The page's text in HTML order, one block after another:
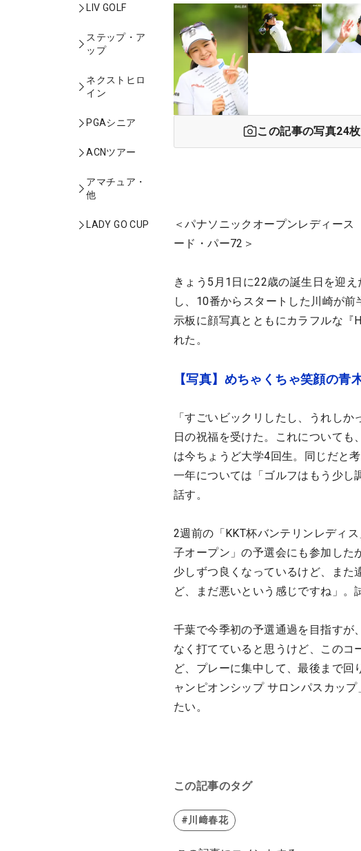
LIV GOLF
ステップ・ア
ップ
ネクストヒロ
イン
PGAシニア
ACNツアー
アマチュア・
他
LADY GO CUP
この記事の写真24
＜パナソニックオープンレディー
ード・パー72＞
きょう5月1日に22歳の誕生日を迎
し、10番からスタートした川崎が
示板に顔写真とともにカラフルな『
れた。
【写真】めちゃくちゃ笑顔の青
「すごいビックリしたし、うれし
日の祝福を受けた。これについて
は今ちょうど大学4回生。同じだと
一年については「ゴルフはもう少し
話す。
2週前の「KKT杯バンテリンレディ
子オープン」の予選会にも参加した
少しずつ良くなっているけど、また
ど、まだ悪いという感じですね」。
千葉で今季初の予選通過を目指すが
なく打てていると思うけど、このコ
ど、プレーに集中して、最後まで
ャンピオンシップ サロンパスカッ
たい。
この記事のタグ
#川﨑春花